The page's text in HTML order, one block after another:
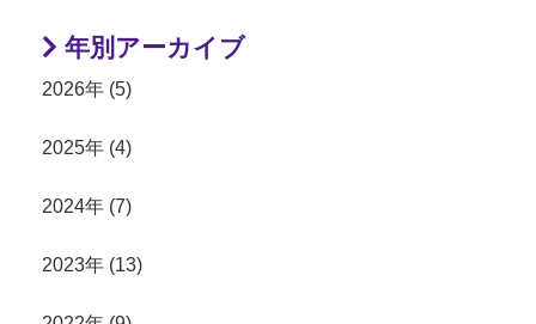
年別アーカイブ
2026年 (5)
2025年 (4)
2024年 (7)
2023年 (13)